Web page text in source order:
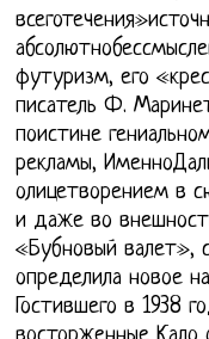
футуризм, его
писатель Ф.
поистине
рекламы,
олицетворением в
и даже во
«Бубновый валет»,
определила новое
Гостившего в 1938